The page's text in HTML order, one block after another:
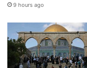
9 hours ago